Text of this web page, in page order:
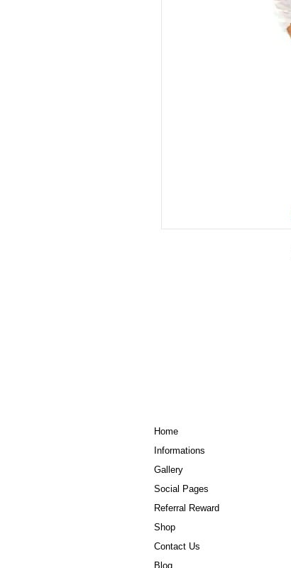
Home
Informations
Gallery
Social Pages
Referral Reward
Shop
Contact Us
Blog